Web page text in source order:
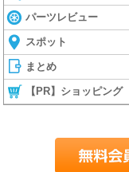
パーツレビュー
スポット
まとめ
【PR】ショッピング